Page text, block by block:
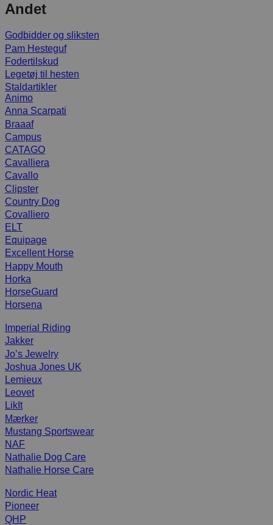
Andet
Godbidder og sliksten
Pam Hesteguf
Fodertilskud
Legetøj til hesten
Staldartikler
Animo
Anna Scarpati
Braaaf
Campus
CATAGO
Cavalliera
Cavallo
Clipster
Country Dog
Covalliero
ELT
Equipage
Excellent Horse
Happy Mouth
Horka
HorseGuard
Horsena
Imperial Riding
Jakker
Jo’s Jewelry
Joshua Jones UK
Lemieux
Leovet
LikIt
Mærker
Mustang Sportswear
NAF
Nathalie Dog Care
Nathalie Horse Care
Nordic Heat
Pioneer
QHP